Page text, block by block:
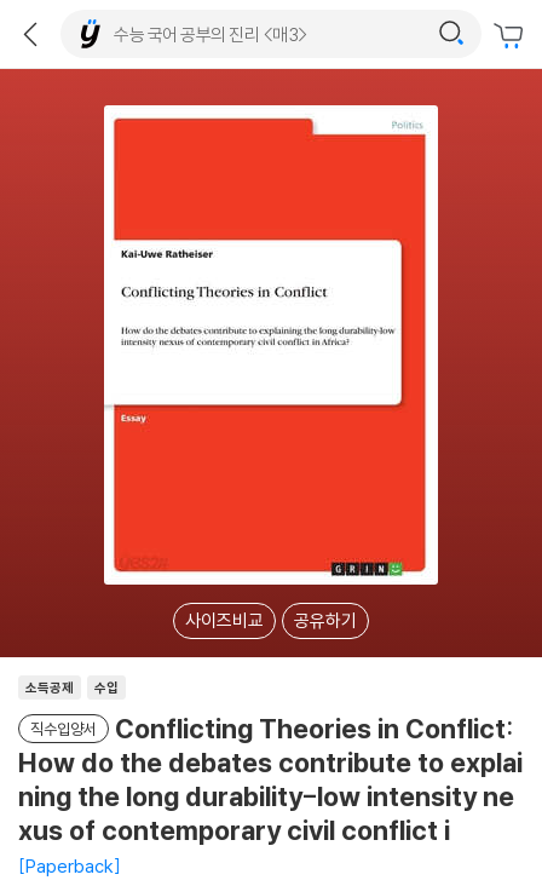
사이즈비교 공유하기
소득공제 수입
직수입양서
Conflicting Theories in Conflict:
How do the debates contribute to explai
ning the long durability-low intensity ne
xus of contemporary civil conflict i
Paperback